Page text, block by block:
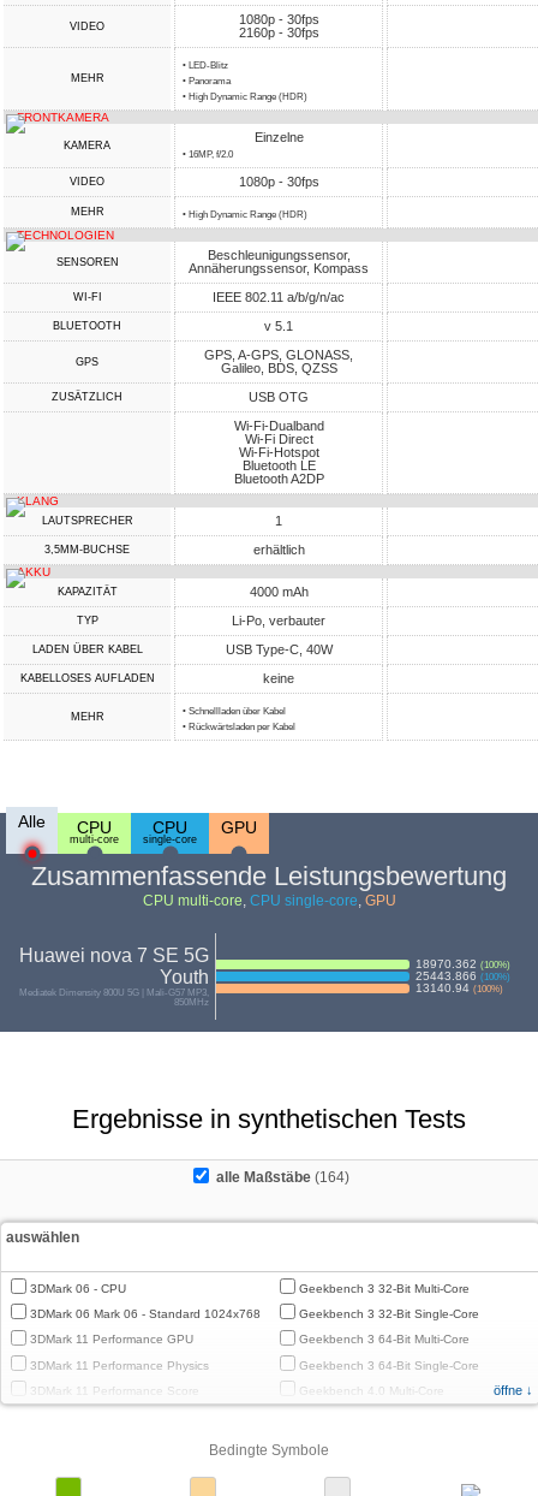
VIDEO
1080p - 30fps
2160p - 30fps
MEHR
• LED-Blitz
• Panorama
• High Dynamic Range (HDR)
FRONTKAMERA
KAMERA
Einzelne
• 16MP, f/2.0
VIDEO 1080p - 30fps
MEHR • High Dynamic Range (HDR)
TECHNOLOGIEN
SENSOREN
Beschleunigungssensor,
Annäherungssensor, Kompass
WI-FI IEEE 802.11 a/b/g/n/ac
BLUETOOTH v 5.1
GPS
GPS, A-GPS, GLONASS,
Galileo, BDS, QZSS
ZUSÄTZLICH
USB OTG
Wi-Fi-Dualband
Wi-Fi Direct
Wi-Fi-Hotspot
Bluetooth LE
Bluetooth A2DP
KLANG
LAUTSPRECHER 1
3,5MM-BUCHSE erhältlich
AKKU
KAPAZITÄT 4000 mAh
TYP Li-Po, verbauter
LADEN ÜBER KABEL USB Type-C, 40W
KABELLOSES AUFLADEN keine
MEHR
• Schnellladen über Kabel
• Rückwärtsladen per Kabel
Alle CPU
multi-core
CPU
single-core
GPU
Zusammenfassende Leistungsbewertung
CPU multi-core, CPU single-core, GPU
Huawei nova 7 SE 5G
Youth
Mediatek Dimensity 800U 5G | Mali-G57 MP3,
850MHz
18970.362 (100%)
25443.866 (100%)
13140.94 (100%)
Ergebnisse in synthetischen Tests
alle Maßstäbe (164)
auswählen
3DMark 06 - CPU
3DMark 06 Mark 06 - Standard 1024x768
3DMark 11 Performance GPU
3DMark 11 Performance Physics
3DMark 11 Performance Score
Geekbench 3 32-Bit Multi-Core
Geekbench 3 32-Bit Single-Core
Geekbench 3 64-Bit Multi-Core
Geekbench 3 64-Bit Single-Core
Geekbench 4.0 Multi-Core
Geekbench 4.4 Multi-Core
Geekbench 5 64-Bit Multi-Core
öffne ↓
Bedingte Symbole